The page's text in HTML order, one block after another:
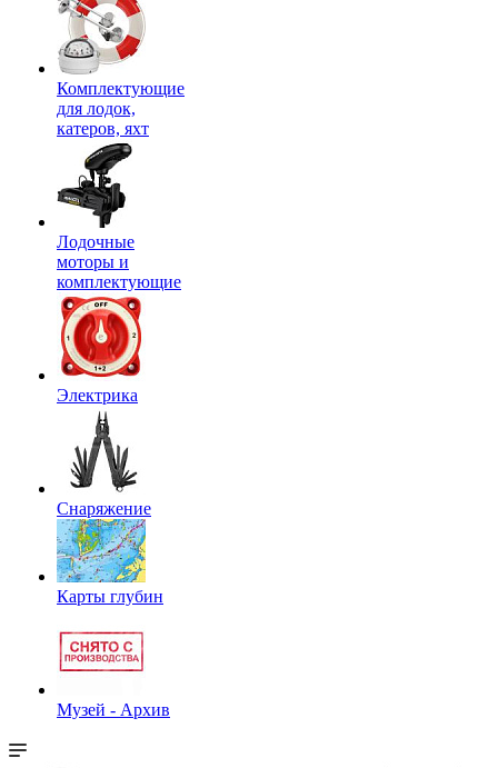
Комплектующие
для лодок,
катеров, яхт
Лодочные
моторы и
комплектующие
Электрика
Снаряжение
Карты глубин
Музей - Архив